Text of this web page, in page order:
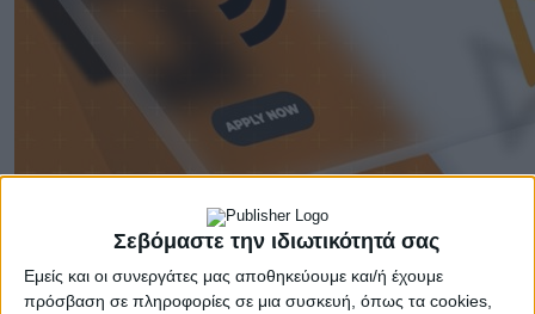
Σεβόμαστε την ιδιωτικότητά σας
Εμείς και οι συνεργάτες μας αποθηκεύουμε και/ή έχουμε
πρόσβαση σε πληροφορίες σε μια συσκευή, όπως τα cookies,
«Πρόκειται για μια εξαιρετική ευκαιρία για εταιρείες